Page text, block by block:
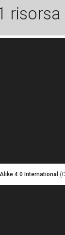
risorsa
4.0 International